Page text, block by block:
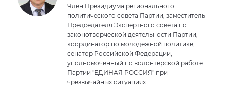
Член Президиума регионального
политического совета Партии, заместитель
Председателя Экспертного совета по
законотворческой деятельности Партии,
координатор по молодежной политике,
сенатор Российской Федерации,
уполномоченный по волонтерской работе
Партии "ЕДИНАЯ РОССИЯ" при
чрезвычайных ситуациях